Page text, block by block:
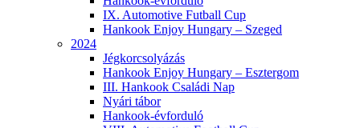
IX. Automotive Futball Cup
Hankook Enjoy Hungary – Szeged
2024
Jégkorcsolyázás
Hankook Enjoy Hungary – Esztergom
III. Hankook Családi Nap
Nyári tábor
Hankook-évforduló